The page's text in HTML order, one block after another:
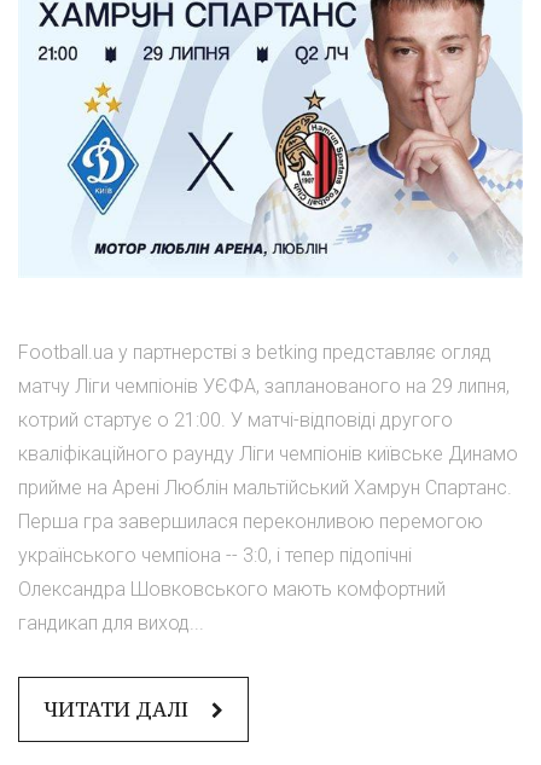
Football.ua у партнерстві з betking представляє огляд
матчу Ліги чемпіонів УЄФА, запланованого на 29 липня,
котрий стартує о 21:00. У матчі-відповіді другого
кваліфікаційного раунду Ліги чемпіонів київське Динамо
прийме на Арені Люблін мальтійський Хамрун Спартанс.
Перша гра завершилася переконливою перемогою
українського чемпіона -- 3:0, і тепер підопічні
Олександра Шовковського мають комфортний
гандикап для виход...
ЧИТАТИ ДАЛІ